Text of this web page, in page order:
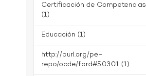
Certificación de Competencias
(1)
Educación (1)
http://purl.org/pe-
repo/ocde/ford#5.03.01 (1)